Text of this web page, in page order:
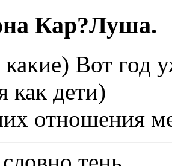
Кар?Луша.
Вот год
как дети)
отношения